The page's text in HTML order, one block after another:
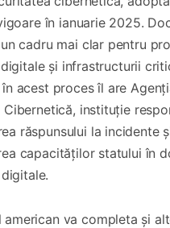
în ianuarie 2025.
cadru mai clar pentru
și infrastructurii
acest proces îl are
Cibernetică, instituție
răspunsului la incidente
capacităților statului în
american va completa și